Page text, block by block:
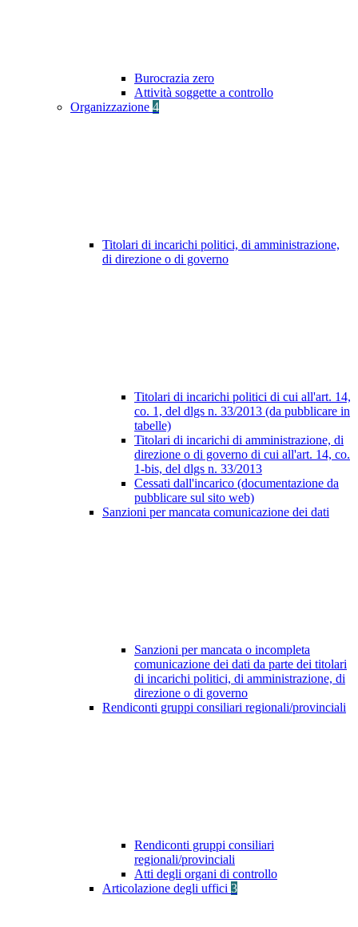
Burocrazia zero
Attività soggette a controllo
Organizzazione 4
Titolari di incarichi politici, di amministrazione,
di direzione o di governo
Titolari di incarichi politici di cui all'art. 14,
co. 1, del dlgs n. 33/2013 (da pubblicare in
tabelle)
Titolari di incarichi di amministrazione, di
direzione o di governo di cui all'art. 14, co.
1-bis, del dlgs n. 33/2013
Cessati dall'incarico (documentazione da
pubblicare sul sito web)
Sanzioni per mancata comunicazione dei dati
Sanzioni per mancata o incompleta
comunicazione dei dati da parte dei titolari
di incarichi politici, di amministrazione, di
direzione o di governo
Rendiconti gruppi consiliari regionali/provinciali
Rendiconti gruppi consiliari
regionali/provinciali
Atti degli organi di controllo
Articolazione degli uffici 3